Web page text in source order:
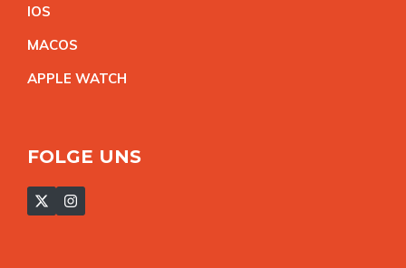
IOS
MACOS
APPLE WATCH
FOLGE UNS